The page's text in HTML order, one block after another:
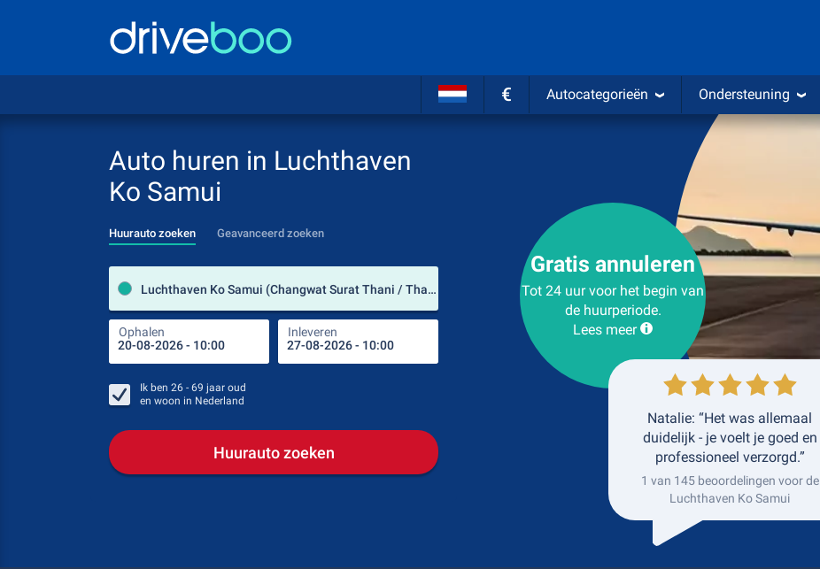
€ Autocategorieën Ondersteuning
Auto huren in Luchthaven
Ko Samui
Huurauto zoeken Geavanceerd zoeken
Luchthaven Ko Samui (Changwat Surat Thani / Thailand)
Ophalen Inleveren
Verhuurlocatie
Plaats voor teruggave
Inleveren
Ik ben 26 - 69 jaar oud
en woon in Nederland
Huurauto zoeken
Gratis annuleren
Tot 24 uur voor het begin van
de huurperiode.
Lees meer
Natalie: “Het was allemaal
duidelijk - je voelt je goed en
professioneel verzorgd.”
1 van 145 beoordelingen voor de
Luchthaven Ko Samui